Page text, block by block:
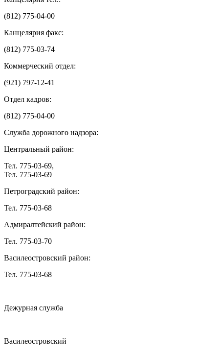
(812) 775-04-00
Канцелярия факс:
(812) 775-03-74
Коммерческий отдел:
(921) 797-12-41
Отдел кадров:
(812) 775-04-00
Служба дорожного надзора:
Центральный район:
Тел. 775-03-69,
Тел. 775-03-69
Петроградский район:
Тел. 775-03-68
Адмиралтейский район:
Тел. 775-03-70
Василеостровский район:
Тел. 775-03-68
Дежурная служба
Василеостровский